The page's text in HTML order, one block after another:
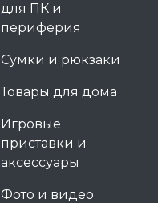
для ПК и
периферия
Сумки и рюкзаки
Товары для дома
Игровые
приставки и
аксессуары
Фото и видео